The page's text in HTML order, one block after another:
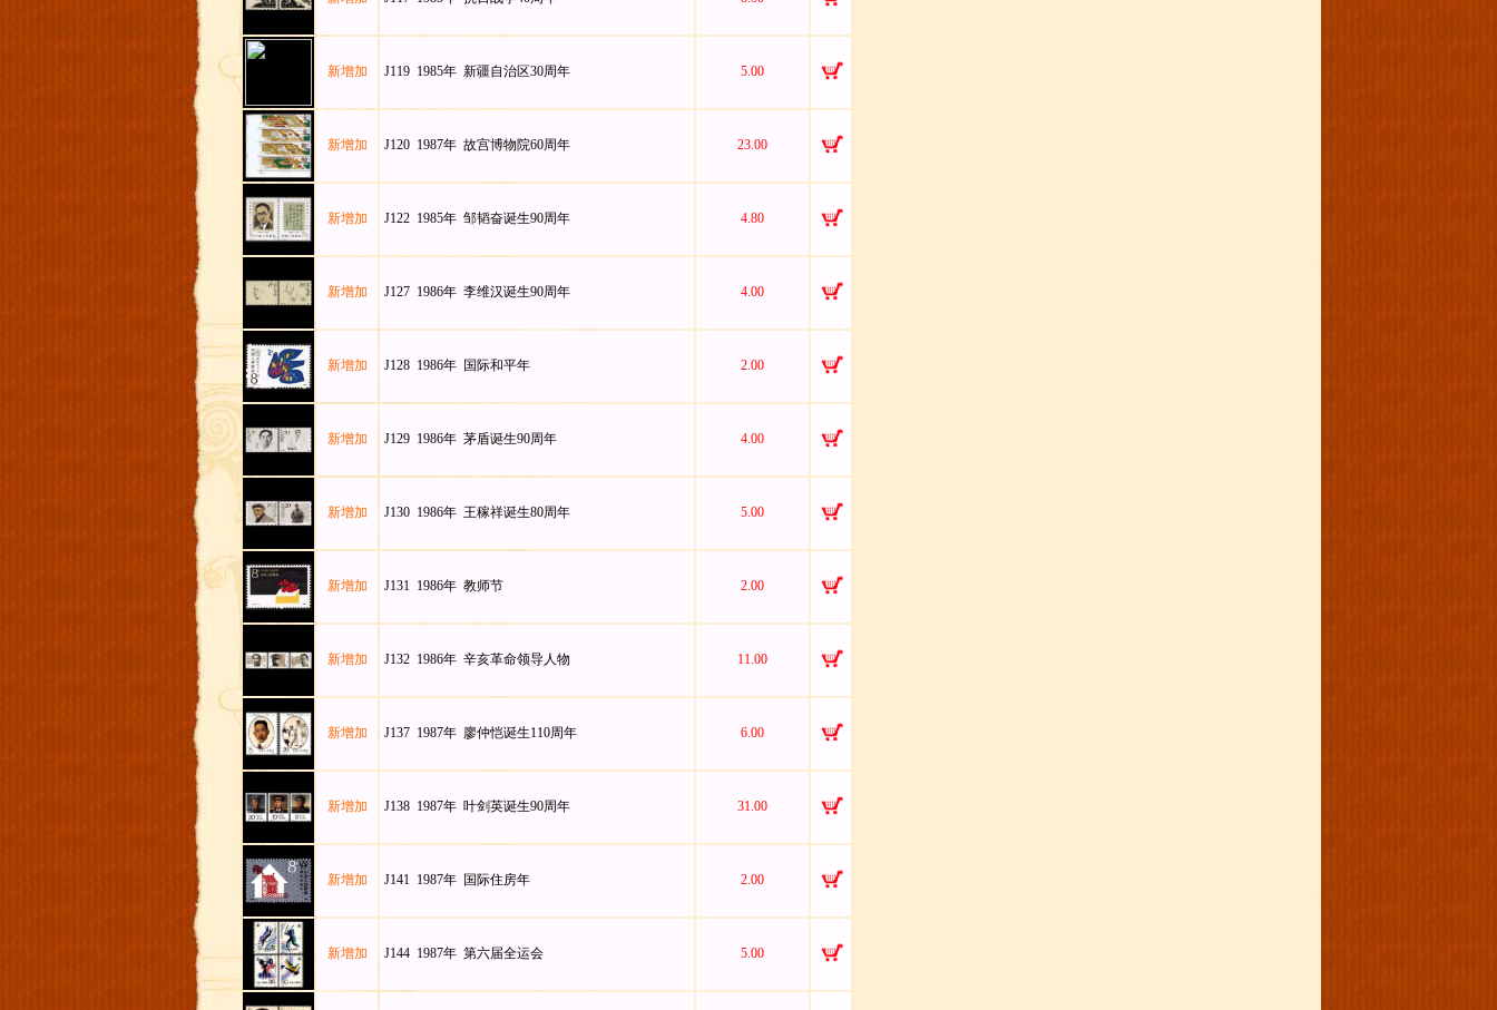
新增加 J119 1985年 新疆自治区30周年 5.00
新增加 J120 1987年 故宫博物院60周年 23.00
新增加 J122 1985年 邹韬奋诞生90周年 4.80
新增加 J127 1986年 李维汉诞生90周年 4.00
新增加 J128 1986年 国际和平年 2.00
新增加 J129 1986年 茅盾诞生90周年 4.00
新增加 J130 1986年 王稼祥诞生80周年 5.00
新增加 J131 1986年 教师节 2.00
新增加 J132 1986年 辛亥革命领导人物 11.00
新增加 J137 1987年 廖仲恺诞生110周年 6.00
新增加 J138 1987年 叶剑英诞生90周年 31.00
新增加 J141 1987年 国际住房年 2.00
新增加 J144 1987年 第六届全运会 5.00